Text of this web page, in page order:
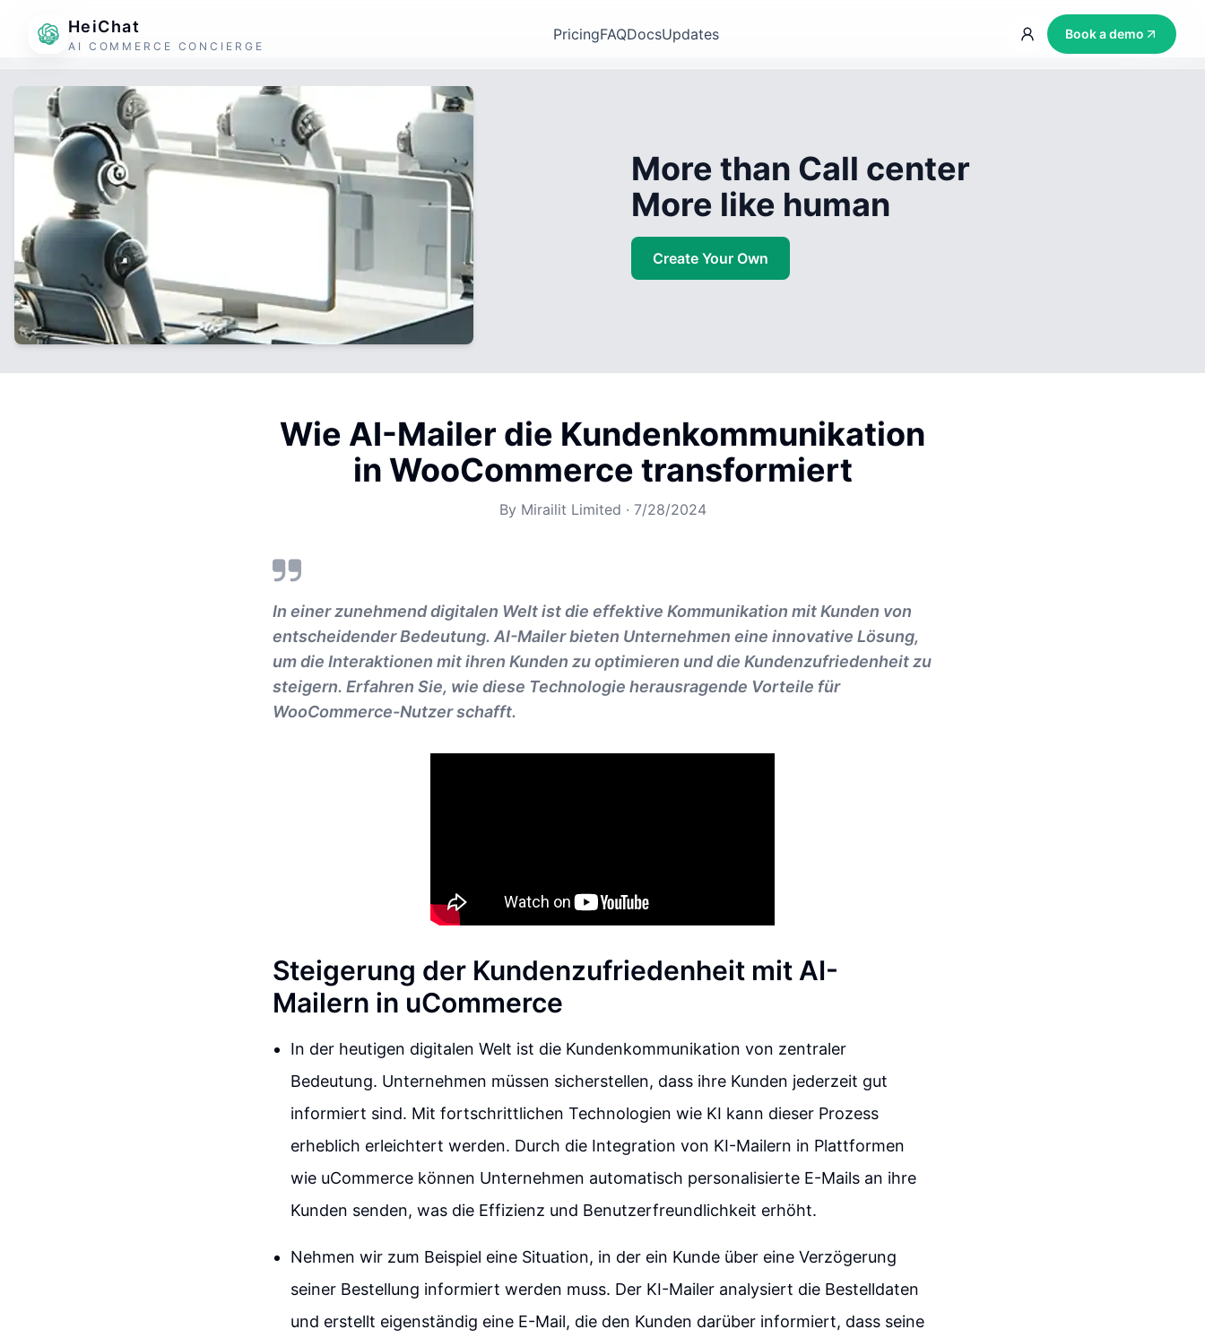
HeiChat
AI COMMERCE CONCIERGE
PricingFAQDocsUpdates Book a demo
More than Call center
More like human
Create Your Own
Wie AI-Mailer die Kundenkommunikation
in WooCommerce transformiert
By Mirailit Limited · 7/28/2024
In einer zunehmend digitalen Welt ist die effektive Kommunikation mit Kunden von
entscheidender Bedeutung. AI-Mailer bieten Unternehmen eine innovative Lösung,
um die Interaktionen mit ihren Kunden zu optimieren und die Kundenzufriedenheit zu
steigern. Erfahren Sie, wie diese Technologie herausragende Vorteile für
WooCommerce-Nutzer schafft.
Steigerung der Kundenzufriedenheit mit AI-
Mailern in uCommerce
In der heutigen digitalen Welt ist die Kundenkommunikation von zentraler
Bedeutung. Unternehmen müssen sicherstellen, dass ihre Kunden jederzeit gut
informiert sind. Mit fortschrittlichen Technologien wie KI kann dieser Prozess
erheblich erleichtert werden. Durch die Integration von KI-Mailern in Plattformen
wie uCommerce können Unternehmen automatisch personalisierte E-Mails an ihre
Kunden senden, was die Effizienz und Benutzerfreundlichkeit erhöht.
Nehmen wir zum Beispiel eine Situation, in der ein Kunde über eine Verzögerung
seiner Bestellung informiert werden muss. Der KI-Mailer analysiert die Bestelldaten
und erstellt eigenständig eine E-Mail, die den Kunden darüber informiert, dass seine